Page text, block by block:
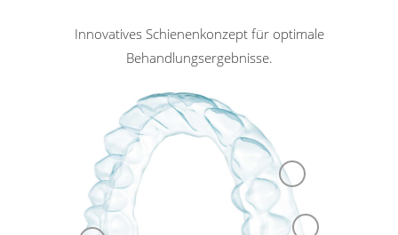
Innovatives Schienenkonzept für optimale
Behandlungsergebnisse.